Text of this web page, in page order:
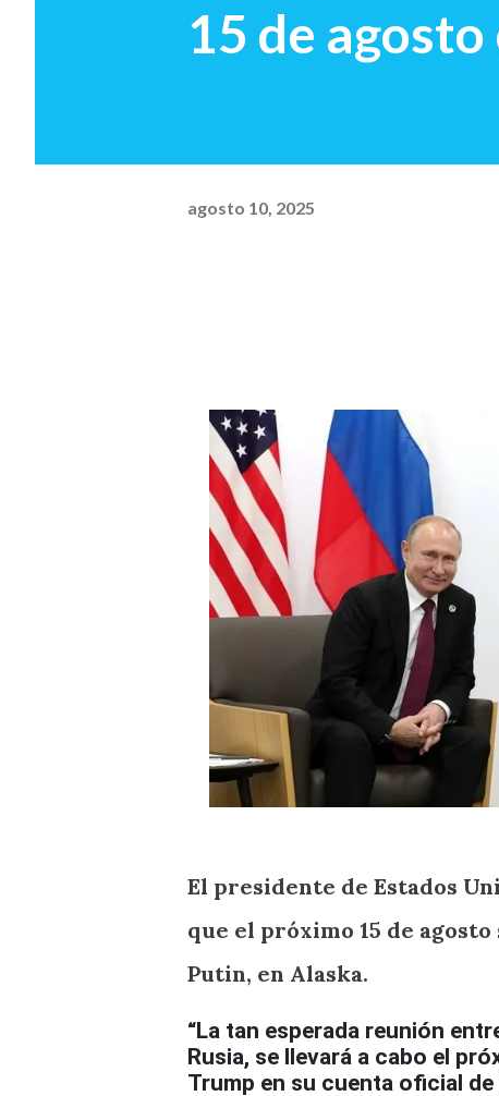
15 de
agosto 10, 2025
El presidente de Estados
que el próximo 15 de
Putin, en Alaska.
“La tan esperada reunión
Rusia, se llevará a cabo el
Trump en su cuenta oficial